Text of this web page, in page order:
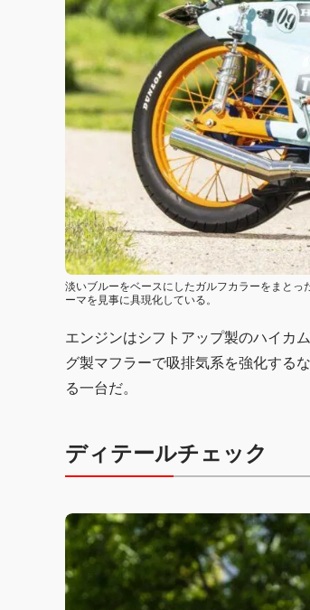
淡いブルーをベースにしたガルフカラーをまとっ
ーマを見事に具現化している。
エンジンはシフトアップ製のハイカ
グ製マフラーで吸排気系を強化する
る一台だ。
ディテールチェック